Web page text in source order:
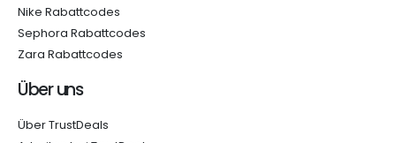
Nike Rabattcodes
Sephora Rabattcodes
Zara Rabattcodes
Über uns
Über TrustDeals